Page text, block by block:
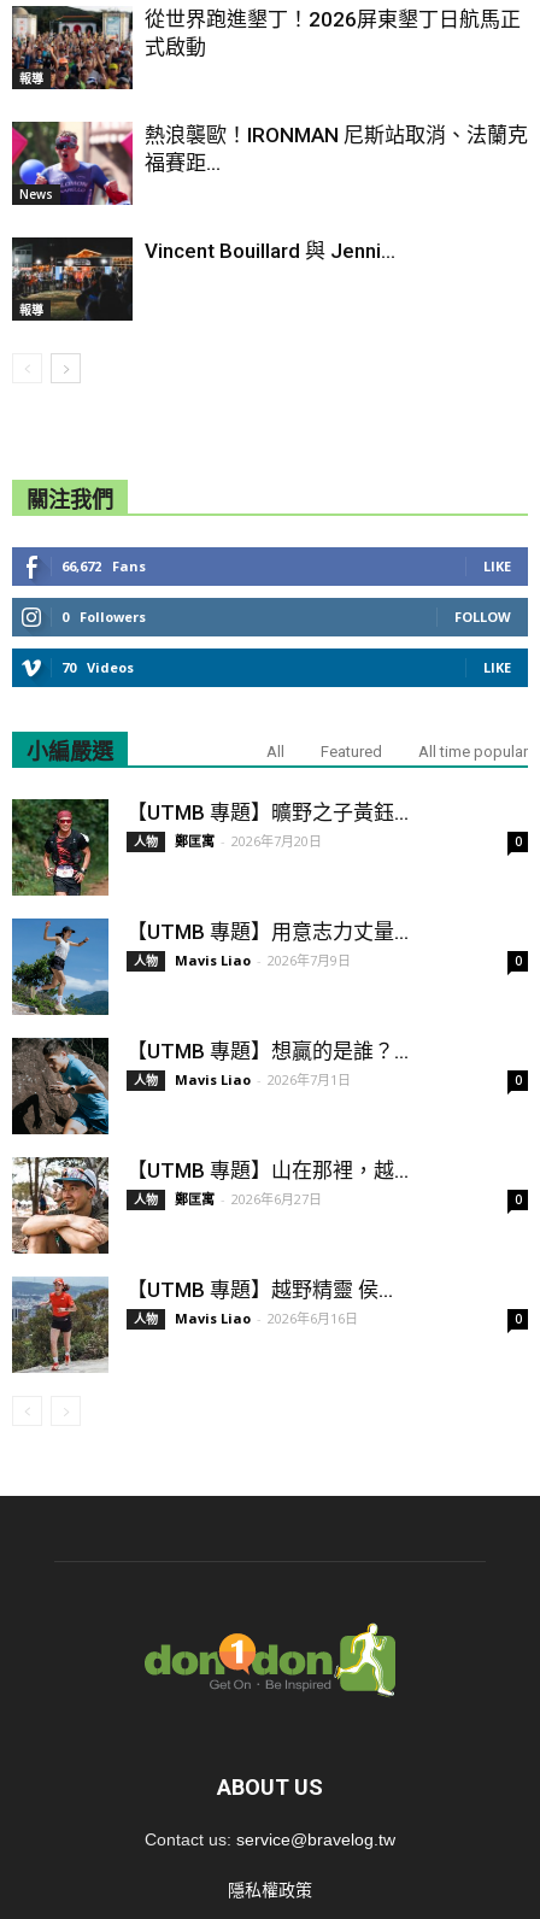
報導
從世界跑進墾丁！2026屏東墾丁日航馬正
式啟動
News
熱浪襲歐！IRONMAN 尼斯站取消、法蘭克
福賽距...
報導
Vincent Bouillard 與 Jenni...
關注我們
66,672 Fans LIKE
0 Followers FOLLOW
70 Videos LIKE
小編嚴選 All Featured All time popular
【UTMB 專題】曠野之子黃鈺...
人物 鄭匡寓 - 2026年7月20日 0
【UTMB 專題】用意志力丈量...
人物 Mavis Liao - 2026年7月9日 0
【UTMB 專題】想贏的是誰？...
人物 Mavis Liao - 2026年7月1日 0
【UTMB 專題】山在那裡，越...
人物 鄭匡寓 - 2026年6月27日 0
【UTMB 專題】越野精靈 侯...
人物 Mavis Liao - 2026年6月16日 0
ABOUT US
Contact us: service@bravelog.tw
隱私權政策